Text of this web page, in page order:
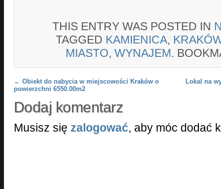
THIS ENTRY WAS POSTED IN
TAGGED KAMIENICA,
MIASTO, WYNAJEM.
Post navigation
← Obiekt do nabycia w miejscowości Kraków o
powierzchni 6550.00m2
Lokal na
Dodaj komentarz
Musisz się zalogować, aby móc dodać